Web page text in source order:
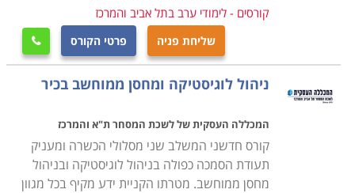
עבור מי מתאימים הלימודים
קורס רכש ולוגיסטיקה אורך כשנה אחת, כאשר הוא מתנהל
בהתאם לתכנית של התמ"ת, והתעודה אף היא ניתנת
מטעם התמ"ת. בסיום הקורס אפשר לעסוק במקצוע במגוון
מיוחדת לרכש ולוגיסטיקה ולכן זהו מקצוע מבוקש ביותר
המתאים הן לחיילים משוחררים בתחילת דרכם המקצועית
והן כהסבה מקצועית.
קורסים - לימודי ערב בתל אביב והמרכז
שליחת פניה פרטי הקורס 
ניהול לוגיסטיקה ומחסן ממוחשב בכיר
המכללה העסקית של לשכת המסחר ת"א והמרכז
קורס חדשני המשלב שני מסלולי הכשרה ומעניק
תעודת הסמכה כפולה בניהול לוגיסטיקה ובניהול
מחסן ממוחשב. מטרתו הקניית ידע מקיף בכל מגוון